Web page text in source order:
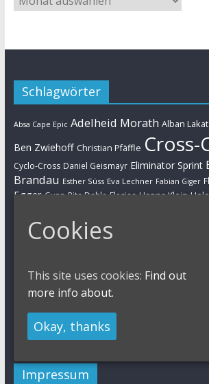
Schlagwörter
Absa Cape Epic Adelheid Morath Alban
Ben Zwiehoff Christian Pfäffle
Cyclo-Cross Daniel Geismayr Eliminator Sprint
Brandau Esther Süss Eva Lechner Fabian Giger
Egger Gunn-Rita Dahle-Flesjaa Hanna Klein
Julian
Karl Platt
Kathrin Stirnemann Luca
Manuel FumicMarathon Markus
Martin
Max Brandl Moritz Milatz
MTB Nadine Rieder
Simon Stiebjahn UCI
Impressum
Cookies
This site uses cookies: Find out
more info about.
Okay, thanks